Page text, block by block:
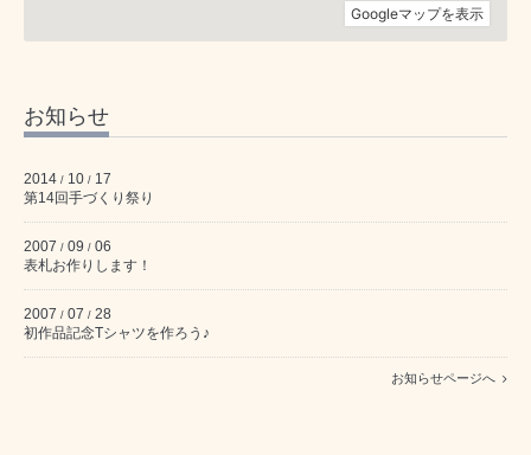
お知らせ
2014 / 10 / 17
第14回手づくり祭り
2007 / 09 / 06
表札お作りします！
2007 / 07 / 28
初作品記念Tシャツを作ろう♪
お知らせページへ